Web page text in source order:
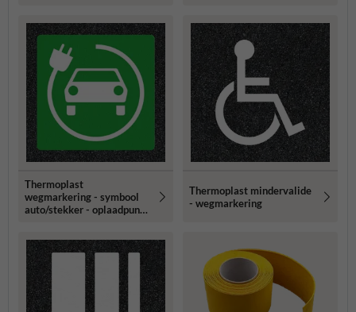
Thermoplast
wegmarkering - symbool
auto/stekker - oplaadpunt
Thermoplast mindervalide
- wegmarkering